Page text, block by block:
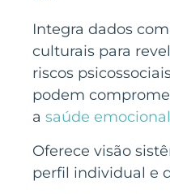
Integra dados
culturais para
riscos
podem
a saúde emocional
Oferece visão
perfil individual e